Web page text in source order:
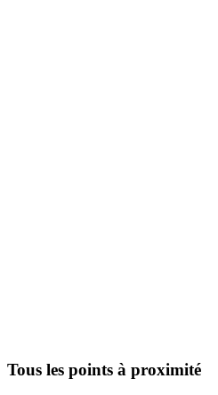
Tous les points à proximité